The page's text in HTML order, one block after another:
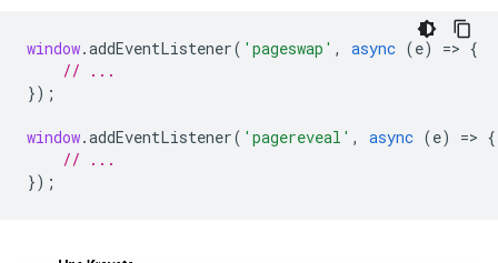
window.addEventListener( 'pageswap' , async (e) => {
// ...
});
window.addEventListener( 'pagereveal' , async (e) => {
// ...
});